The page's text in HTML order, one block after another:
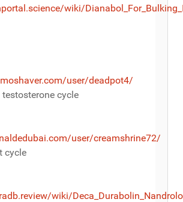
wiki/
user/deadpot4/
cycle
user/creamshrine72/
cycle
wiki/